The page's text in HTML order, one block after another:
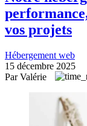
vos projets
Hébergement web
15 décembre 2025
Par Valérie